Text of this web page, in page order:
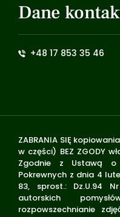
Dane
+48 17 853 35 46
ZABRANIA SIĘ
w części) BEZ ZGODY
Zgodnie z Ustawą o
Pokrewnych z dnia 4
83, sprost.: Dz.U.94
autorskich
rozpowszechnianie